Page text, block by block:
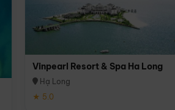
Vinpearl Resort & Spa Ha Long
Hạ Long
★ 5.0